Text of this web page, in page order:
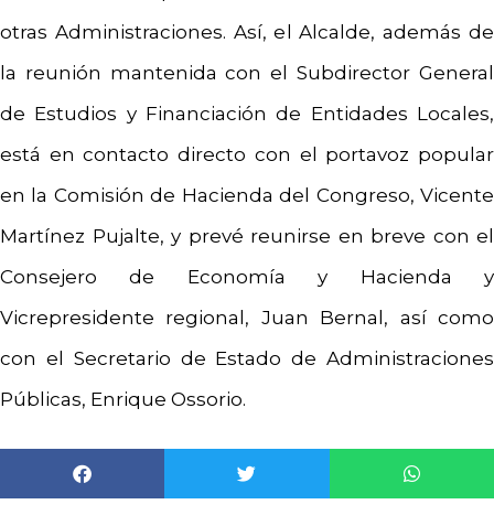
otras Administraciones. Así, el Alcalde, además de
la reunión mantenida con el Subdirector General
de Estudios y Financiación de Entidades Locales,
está en contacto directo con el portavoz popular
en la Comisión de Hacienda del Congreso, Vicente
Martínez Pujalte, y prevé reunirse en breve con el
Consejero de Economía y Hacienda y
Vicrepresidente regional, Juan Bernal, así como
con el Secretario de Estado de Administraciones
Públicas, Enrique Ossorio.